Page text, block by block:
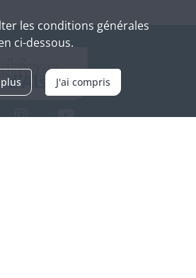
les conditions générales
ci-dessous.
J'ai compris